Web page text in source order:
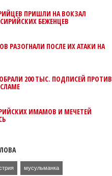
ПРИШЛИ НА ВОКЗАЛ
БЕЖЕНЦЕВ
РАЗОГНАЛИ ПОСЛЕ ИХ АТАКИ НА
200 ТЫС. ПОДПИСЕЙ ПРОТИВ
ИМАМОВ И МЕЧЕТЕЙ
мусульманка